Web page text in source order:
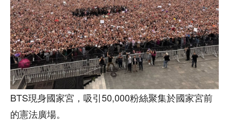
BTS現身國家宮，吸引50,000粉絲聚集於國家宮前
的憲法廣場。